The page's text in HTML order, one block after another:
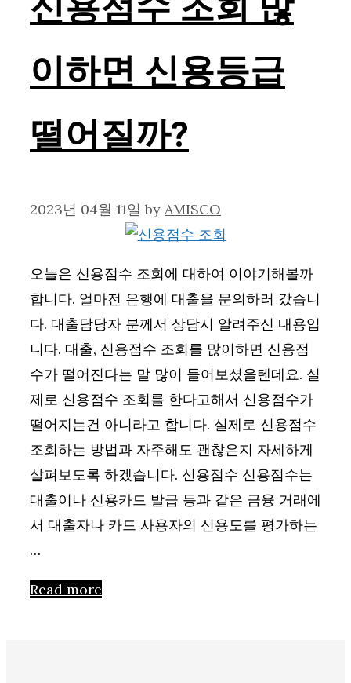
이하면 신용등급
떨어질까?
2023년 04월 11일 by AMISCO
오늘은 신용점수 조회에 대하여 이야기해볼까
합니다. 얼마전 은행에 대출을 문의하러 갔습니
다. 대출담당자 분께서 상담시 알려주신 내용입
니다. 대출, 신용점수 조회를 많이하면 신용점
수가 떨어진다는 말 많이 들어보셨을텐데요. 실
제로 신용점수 조회를 한다고해서 신용점수가
떨어지는건 아니라고 합니다. 실제로 신용점수
조회하는 방법과 자주해도 괜찮은지 자세하게
살펴보도록 하겠습니다. 신용점수 신용점수는
대출이나 신용카드 발급 등과 같은 금융 거래에
서 대출자나 카드 사용자의 신용도를 평가하는
…
Read more